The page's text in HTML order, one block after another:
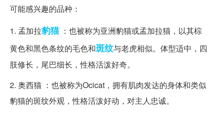
可能感兴趣的品种：
1. 孟加拉豹猫：也被称为亚洲豹猫或孟加拉猫，以其棕
黄色和黑色条纹的毛色和斑纹与老虎相似。体型适中，四
肢修长，尾巴细长，性格活泼好奇。
2. 奥西猫 ：也被称为Ocicat，拥有肌肉发达的身体和类似
豹猫的斑纹外观，性格活泼好动，对主人忠诚。